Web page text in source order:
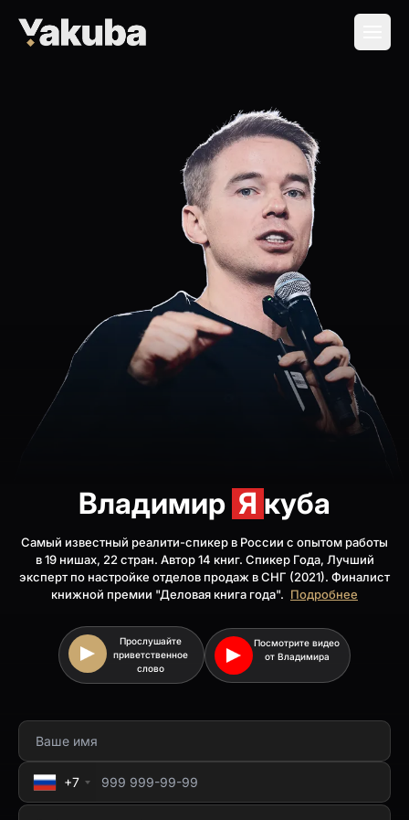
Владимир Я куба
Самый известный реалити-спикер в России с опытом работы
в 19 нишах, 22 стран. Автор 14 книг. Спикер Года, Лучший
эксперт по настройке отделов продаж в СНГ (2021). Финалист
книжной премии "Деловая книга года". Подробнее
Прослушайте
приветственное
слово
Посмотрите видео
от Владимира
+7